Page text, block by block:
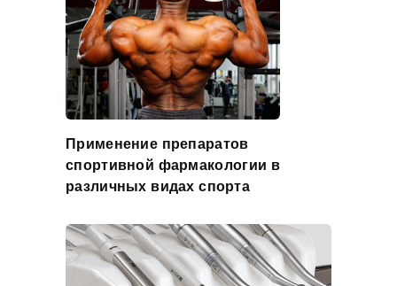
Применение препаратов
спортивной фармакологии в
различных видах спорта